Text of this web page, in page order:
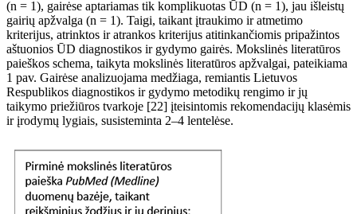
(n = 1), gairėse aptariamas tik komplikuotas ŪD (n = 1), jau išleistų
gairių apžvalga (n = 1). Taigi, taikant įtraukimo ir atmetimo
kriterijus, atrinktos ir atrankos kriterijus atitinkančiomis pripažintos
aštuonios ŪD diagnostikos ir gydymo gairės. Mokslinės literatūros
paieškos schema, taikyta mokslinės literatūros apžvalgai, pateikiama
1 pav. Gairėse analizuojama medžiaga, remiantis Lietuvos
Respublikos diagnostikos ir gydymo metodikų rengimo ir jų
taikymo priežiūros tvarkoje [22] įteisintomis rekomendacijų klasėmis
ir įrodymų lygiais, susisteminta 2–4 lentelėse.